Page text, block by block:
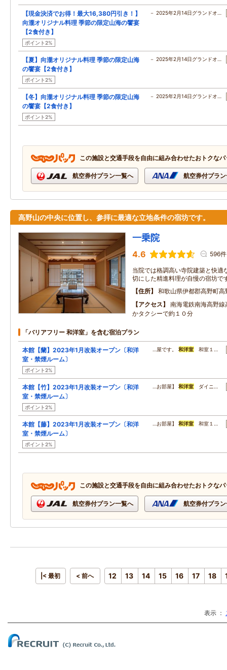
【現金決済でお得！最大16,380円引き！】
向瀧オリジナル料理 季節の限定山海の饗宴
【2食付き】
ポイント2%
－ 2025年2月14日グランドオ…
【夏】向瀧オリジナル料理 季節の限定山海
の饗宴【2食付き】
ポイント2%
－ 2025年2月14日グランドオ…
【冬】向瀧オリジナル料理 季節の限定山海
の饗宴【2食付き】
ポイント2%
－ 2025年2月14日グランドオ…
この施設と交通手段を自由に組み合わせたおトクな
航空券付プラン一覧へ 航空券付プラ
高野山の中央に位置し、参拝に最適な立地条件の宿坊です。
一乗院
4.6 596件
当院では格調高い寺院建築と快適
切にした精進料理が自慢の宿坊で
住所
和歌山県伊都郡高野町高
アクセス
南海電鉄南海高野
かタクシーで約１０分
「バリアフリー 和洋室」を含む宿泊プラン
本館【蘭】2023年1月改装オープン〔和洋
室・禁煙ルーム〕
ポイント2%
…屋です。和洋室 和室１…
本館【竹】2023年1月改装オープン〔和洋
室・禁煙ルーム〕
ポイント2%
…お部屋】和洋室 ダイニ…
本館【藤】2023年1月改装オープン〔和洋
室・禁煙ルーム〕
ポイント2%
…お部屋】和洋室 和室１…
この施設と交通手段を自由に組み合わせたおトクな
航空券付プラン一覧へ 航空券付プラ
|< 最初 < 前へ 12 13 14 15 16 17 18
表示 ：